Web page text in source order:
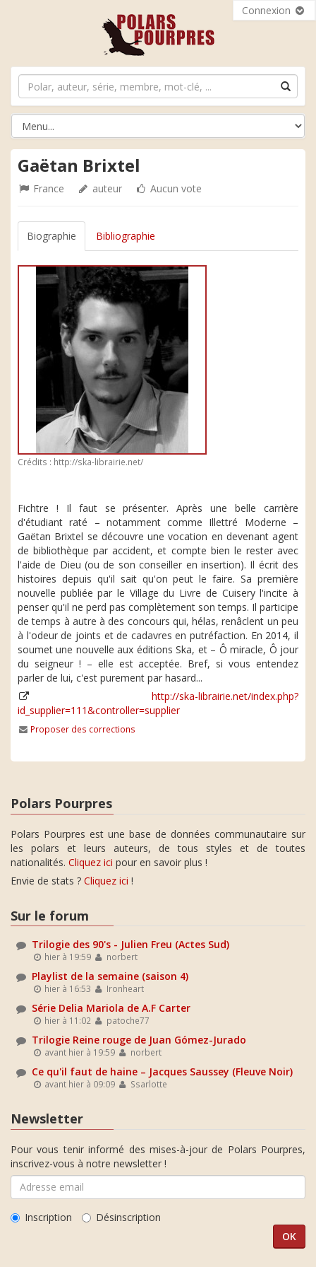
Connexion
Gaëtan Brixtel
France auteur Aucun vote
Biographie Bibliographie
Crédits : http://ska-librairie.net/
Fichtre ! Il faut se présenter. Après une belle carrière
d'étudiant raté – notamment comme Illettré Moderne –
Gaëtan Brixtel se découvre une vocation en devenant agent
de bibliothèque par accident, et compte bien le rester avec
l'aide de Dieu (ou de son conseiller en insertion). Il écrit des
histoires depuis qu'il sait qu'on peut le faire. Sa première
nouvelle publiée par le Village du Livre de Cuisery l'incite à
penser qu'il ne perd pas complètement son temps. Il participe
de temps à autre à des concours qui, hélas, renâclent un peu
à l'odeur de joints et de cadavres en putréfaction. En 2014, il
soumet une nouvelle aux éditions Ska, et – Ô miracle, Ô jour
du seigneur ! – elle est acceptée. Bref, si vous entendez
parler de lui, c'est purement par hasard...
http://ska-librairie.net/index.php?
id_supplier=111&controller=supplier
Proposer des corrections
Polars Pourpres
Polars Pourpres est une base de données communautaire sur
les polars et leurs auteurs, de tous styles et de toutes
nationalités. Cliquez ici pour en savoir plus !
Envie de stats ? Cliquez ici !
Sur le forum
Trilogie des 90's - Julien Freu (Actes Sud)
hier à 19:59 norbert
Playlist de la semaine (saison 4)
hier à 16:53 Ironheart
Série Delia Mariola de A.F Carter
hier à 11:02 patoche77
Trilogie Reine rouge de Juan Gómez-Jurado
avant hier à 19:59 norbert
Ce qu'il faut de haine – Jacques Saussey (Fleuve Noir)
avant hier à 09:09 Ssarlotte
Newsletter
Pour vous tenir informé des mises-à-jour de Polars Pourpres,
inscrivez-vous à notre newsletter !
Inscription Désinscription